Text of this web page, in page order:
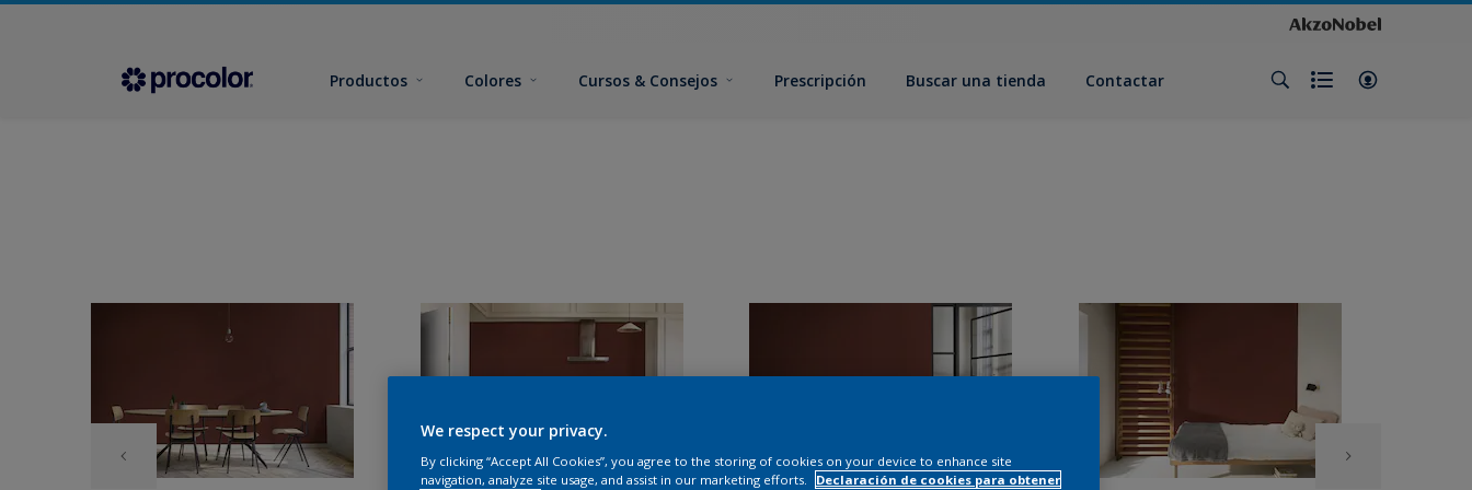
Productos Colores Cursos & Consejos Prescripción Buscar una tienda Contactar
We respect your privacy.
By clicking “Accept All Cookies”, you agree to the storing of cookies on your device to enhance site
navigation, analyze site usage, and assist in our marketing efforts.
Declaración de cookies para obtener